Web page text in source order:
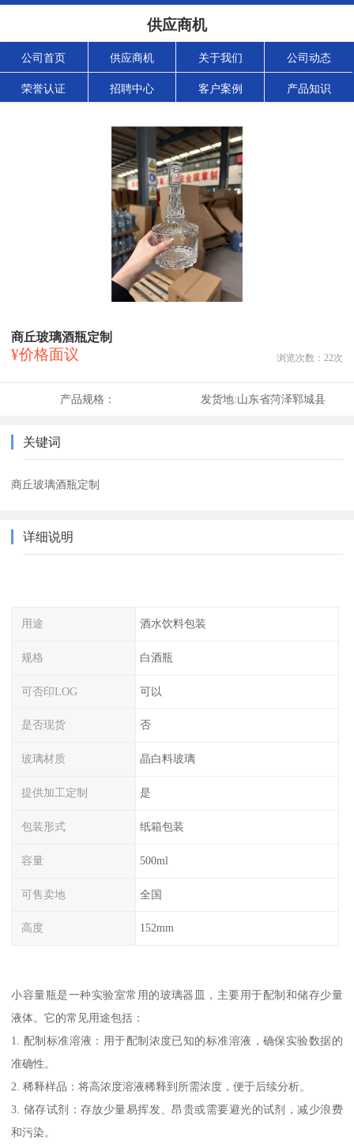
供应商机
公司首页 供应商机 关于我们 公司动态
荣誉认证 招聘中心 客户案例 产品知识
商丘玻璃酒瓶定制
¥价格面议 浏览次数： 22次
产品规格： 发货地:山东省菏泽郓城县
关键词
商丘玻璃酒瓶定制
详细说明
用途 酒水饮料包装
规格 白酒瓶
可否印LOG 可以
是否现货 否
玻璃材质 晶白料玻璃
提供加工定制 是
包装形式 纸箱包装
容量 500ml
可售卖地 全国
高度 152mm
小容量瓶是一种实验室常用的玻璃器皿，主要用于配制和储存少量
液体。它的常见用途包括：
1. 配制标准溶液：用于配制浓度已知的标准溶液，确保实验数据的
准确性。
2. 稀释样品：将高浓度溶液稀释到所需浓度，便于后续分析。
3. 储存试剂：存放少量易挥发、昂贵或需要避光的试剂，减少浪费
和污染。